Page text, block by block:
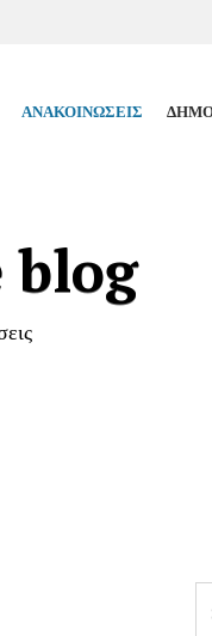
ΑΝΑΚΟΙΝΏΣΕΙΣ
blog